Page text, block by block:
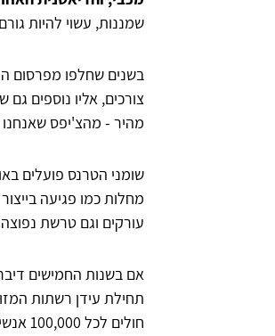
שמננות, עשוי להיות
בשנים שחלפו מפרסום
צורכים, אליו נוספים
מהיר - מהצ'יפס שאנחנו
שומני הטרנס פועלים
מחלות כמו פגיעה
עורקים וגם טרשת
חולים לכל 100,000 אנשים, ובישראל אפילו ל-90 חולים לכל 100,000".